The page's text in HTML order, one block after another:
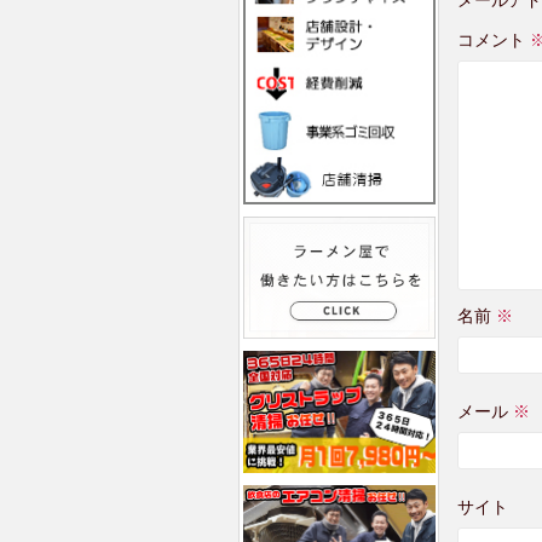
コメント
名前 ※
メール ※
サイト